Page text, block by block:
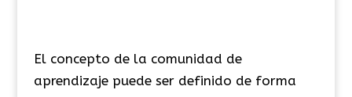
El concepto de la comunidad de
aprendizaje puede ser definido de forma